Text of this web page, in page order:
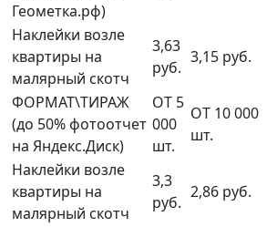
Геометка.рф)
Наклейки возле
квартиры на
малярный скотч
3,63
руб.
3,15 руб.
ФОРМАТ\ТИРАЖ
(до 50% фотоотчет
на Яндекс.Диск)
ОТ 5
000
шт.
ОТ 10 000
шт.
Наклейки возле
квартиры на
малярный скотч
3,3
руб.
2,86 руб.